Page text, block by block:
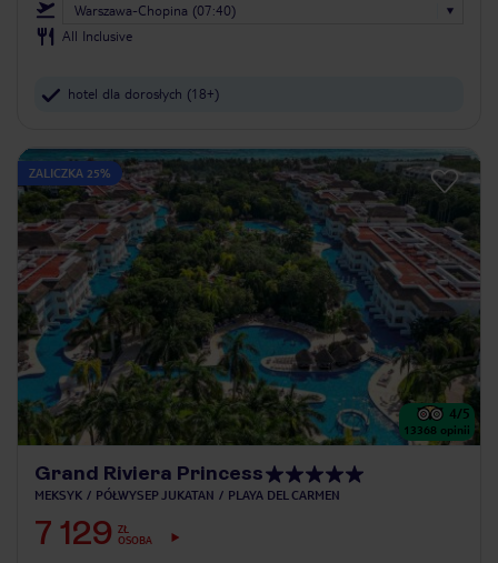
Warszawa-Chopina (07:40)
All Inclusive
hotel dla dorosłych (18+)
ZALICZKA 25%
4/5
13368 opinii
Grand Riviera Princess
MEKSYK PÓŁWYSEP JUKATAN PLAYA DEL CARMEN
7 129 ZŁ
OSOBA